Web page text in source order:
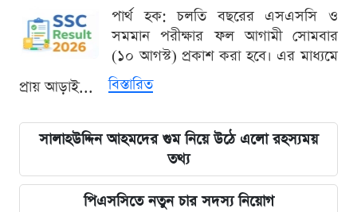
পার্থ হক: চলতি বছরের এসএসসি ও
সমমান পরীক্ষার ফল আগামী সোমবার
(১০ আগস্ট) প্রকাশ করা হবে। এর মাধ্যমে
প্রায় আড়াই...
বিস্তারিত
সালাহউদ্দিন আহমদের গুম নিয়ে উঠে এলো রহস্যময়
তথ্য
পিএসসিতে নতুন চার সদস্য নিয়োগ